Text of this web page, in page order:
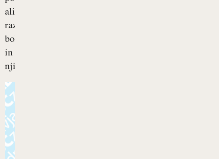
ali
različne
bolezni
in
njihove...